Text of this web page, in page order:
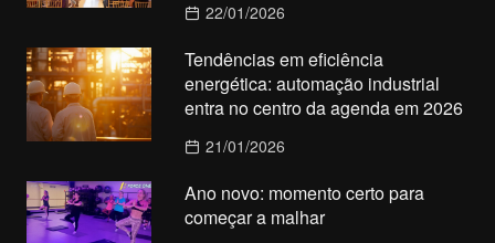
22/01/2026
Tendências em eficiência
energética: automação industrial
entra no centro da agenda em 2026
21/01/2026
Ano novo: momento certo para
começar a malhar